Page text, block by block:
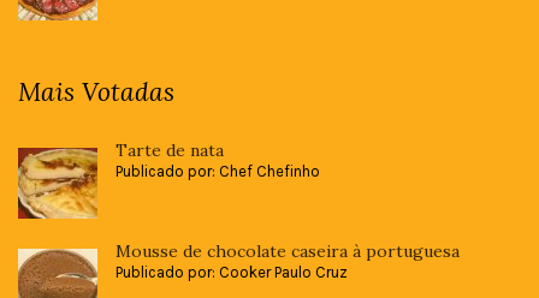
Mais Votadas
Tarte de nata
Publicado por: Chef Chefinho
Mousse de chocolate caseira à portuguesa
Publicado por: Cooker Paulo Cruz